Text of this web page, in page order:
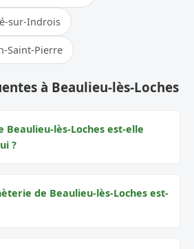
sur-Indrois
Saint-Pierre
à Beaulieu-lès-Loches
Beaulieu-lès-Loches est-elle
?
de Beaulieu-lès-Loches est-